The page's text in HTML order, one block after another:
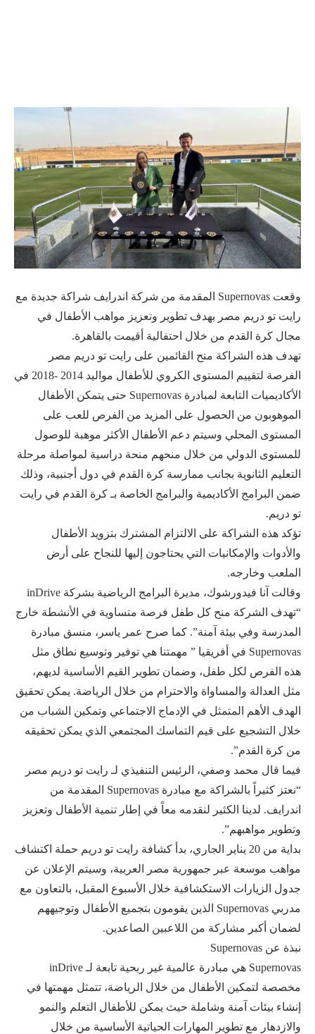
وقعت Supernovas المقدمة من شركة اندرايف شراكة جديدة مع
رايت تو دريم مصر بهدف تطوير وتعزيز مواهب الأطفال في
مجال كرة القدم من خلال احتفالية أقيمت بالقاهرة.
تهدف هذه الشراكة منح القائمين على رايت تو دريم مصر
الفرصة لتقييم المستوى الكروي للأطفال مواليد 2014 -2018 في
الأكاديميات التابعة لمبادرة Supernovas حتى يتمكن الأطفال
الموهوبون من الحصول على المزيد من الفرص للعب على
المستوى المحلي وسيتم دعم الأطفال الأكثر موهبة للوصول
للمستوى الدولي من خلال منحهم منحة دراسية لمواصلة مرحلة
التعليم الثانوية بجانب ممارسة كرة القدم في دول أجنبية، وذلك
ضمن البرامج الأكاديمية والبرامج الخاصة بـ كرة القدم في رايت
تو دريم.
تؤكد هذه الشراكة على الالتزام المشترك بتزويد الأطفال
والأدوات والإمكانيات التي يحتاجون إليها للنجاح على أرض
الملعب وخارجه.
وقالت آنا فيدورشوك، مديرة البرامج الرياضية بشركة inDrive
“تهدف الشركة منح كل طفل فرصة متساوية في الأنشطة خارج
المدرسة وفي بيئة آمنة”. كما صرح عمر ياسر، منسق مبادرة
Supernovas في أفريقيا ” مهمتنا هي توفير وتوسيع نطاق مثل
هذه الفرص لكل طفل، وضمان تطوير القيم الأساسية لديهم،
مثل العدالة والمساواة والاحترام من خلال الرياضة. يمكن تحقيق
الهدف الأهم المتمثل في الإدماج الاجتماعي وتمكين الشباب من
خلال التشجيع على قيم التماسك المجتمعي الذي يمكن تحقيقه
من كرة القدم”.
فيما قال محمد وصفي، الرئيس التنفيذي لـ رايت تو دريم مصر
“نعتز كثيراً بالشراكة مع مبادرة Supernovas المقدمة من
اندرايف. لدينا الكثير لنقدمه معاً في إطار تنمية الأطفال وتعزيز
وتطوير مواهبهم”.
بداية من 20 يناير الجاري، بدأ كشافة رايت تو دريم حملة اكتشاف
مواهب موسعة عبر جمهورية مصر العربية، وسيتم الإعلان عن
جدول الزيارات الاستكشافية خلال الأسبوع المقبل، بالتعاون مع
مدربي Supernovas الذين يقومون بتجميع الأطفال وتوجيههم
لضمان أكبر مشاركة من اللاعبين الصاعدين.
نبذة عن Supernovas
‏Supernovas هي مبادرة عالمية غير ربحية تابعة لـ inDrive
مخصصة لتمكين الأطفال من خلال الرياضة، تتمثل مهمتها في
إنشاء بيئات آمنة وشاملة حيث يمكن للأطفال التعلم والنمو
والازدهار مع تطوير المهارات الحياتية الأساسية من خلال